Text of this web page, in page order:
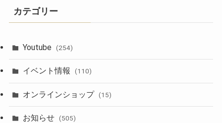
カテゴリー
Youtube (254)
イベント情報 (110)
オンラインショップ (15)
お知らせ (505)